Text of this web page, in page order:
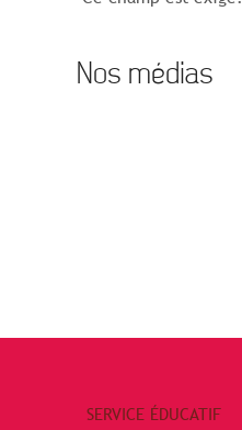
Nos médias
SERVICE ÉDUCATIF